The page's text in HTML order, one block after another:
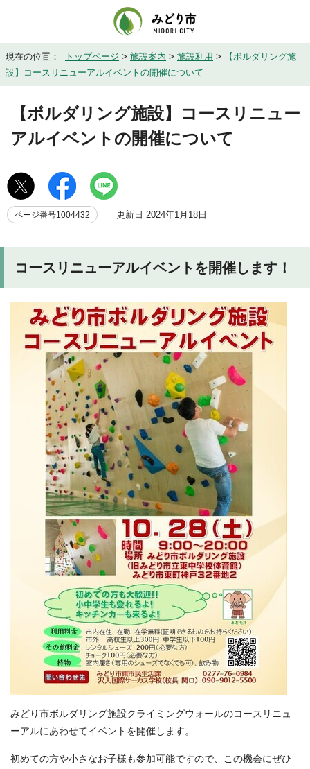
現在の位置： トップページ > 施設案内 > 施設利用 >
【ボルダリング施
設】コースリニューアルイベントの開催について
【ボルダリング施設】コースリニュー
アルイベントの開催について
ページ番号1004432 更新日 2024年1月18日
コースリニューアルイベントを開催します！
みどり市ボルダリング施設クライミングウォールのコースリニュ
ーアルにあわせてイベントを開催します。
初めての方や小さなお子様も参加可能ですので、この機会にぜひ